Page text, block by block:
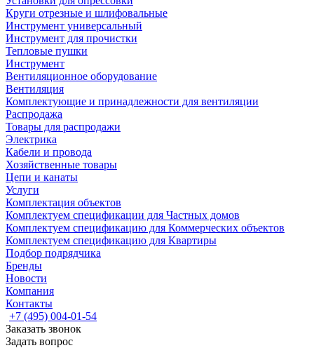
Круги отрезные и шлифовальные
Инструмент универсальный
Инструмент для прочистки
Тепловые пушки
Инструмент
Вентиляционное оборудование
Вентиляция
Комплектующие и принадлежности для вентиляции
Распродажа
Товары для распродажи
Электрика
Кабели и провода
Хозяйственные товары
Цепи и канаты
Услуги
Комплектация объектов
Комплектуем спецификации для Частных домов
Комплектуем спецификацию для Коммерческих объектов
Комплектуем спецификацию для Квартиры
Подбор подрядчика
Бренды
Новости
Компания
Контакты
+7 (495) 004-01-54
Заказать звонок
Задать вопрос